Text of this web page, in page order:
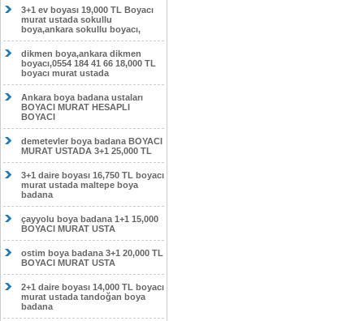
3+1 ev boyası 19,000 TL Boyacı
murat ustada sokullu
boya,ankara sokullu boyacı,
dikmen boya,ankara dikmen
boyacı,0554 184 41 66 18,000 TL
boyacı murat ustada
Ankara boya badana ustaları
BOYACI MURAT HESAPLI
BOYACI
demetevler boya badana BOYACI
MURAT USTADA 3+1 25,000 TL
3+1 daire boyası 16,750 TL boyacı
murat ustada maltepe boya
badana
çayyolu boya badana 1+1 15,000
BOYACI MURAT USTA
ostim boya badana 3+1 20,000 TL
BOYACI MURAT USTA
2+1 daire boyası 14,000 TL boyacı
murat ustada tandoğan boya
badana